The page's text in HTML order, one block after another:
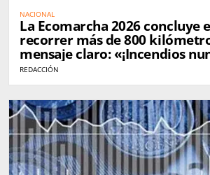
NACIONAL
La Ecomarcha 2026 concluye
recorrer más de 800
mensaje claro: «¡Incendios
REDACCIÓN